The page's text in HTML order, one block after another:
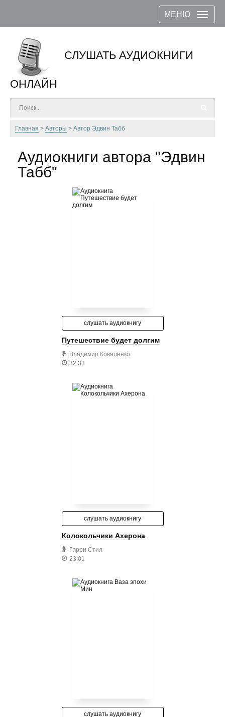
МЕНЮ
СЛУШАТЬ АУДИОКНИГИ
ОНЛАЙН
Главная Авторы Автор Эдвин Табб
Аудиокниги автора "Эдвин
Табб"
слушать аудиокнигу
Путешествие будет долгим
Владимир Коваленко
32:33
слушать аудиокнигу
Колокольчики Ахерона
Гарри Стил
23:01
слушать аудиокнигу